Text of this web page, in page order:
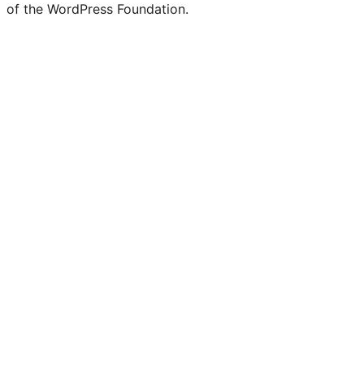
of the WordPress Foundation.